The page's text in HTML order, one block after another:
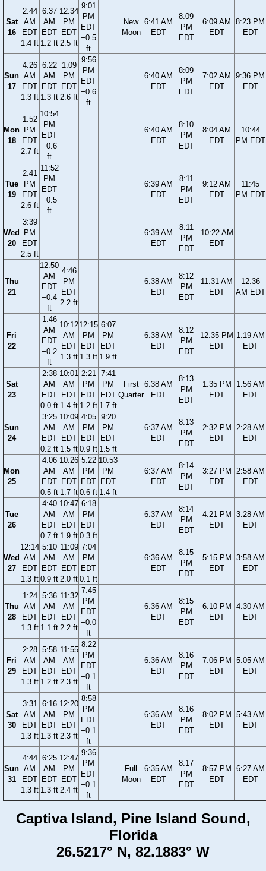
Sat
16
2:44
AM
EDT
1.4 ft
6:37
AM
EDT
1.2 ft
12:34
PM
EDT
2.5 ft
9:01
PM
EDT
−0.5
ft
New
Moon
6:41 AM
EDT
8:09
PM
EDT
6:09 AM
EDT
8:23 PM
EDT
Sun
17
4:26
AM
EDT
1.3 ft
6:22
AM
EDT
1.3 ft
1:09
PM
EDT
2.6 ft
9:56
PM
EDT
−0.6
ft
6:40 AM
EDT
8:09
PM
EDT
7:02 AM
EDT
9:36 PM
EDT
Mon
18
1:52
PM
EDT
2.7 ft
10:54
PM
EDT
−0.6
ft
6:40 AM
EDT
8:10
PM
EDT
8:04 AM
EDT
10:44
PM EDT
Tue
19
2:41
PM
EDT
2.6 ft
11:52
PM
EDT
−0.5
ft
6:39 AM
EDT
8:11
PM
EDT
9:12 AM
EDT
11:45
PM EDT
Wed
20
3:39
PM
EDT
2.5 ft
6:39 AM
EDT
8:11
PM
EDT
10:22 AM
EDT
Thu
21
12:50
AM
EDT
−0.4
ft
4:46
PM
EDT
2.2 ft
6:38 AM
EDT
8:12
PM
EDT
11:31 AM
EDT
12:36
AM EDT
Fri
22
1:46
AM
EDT
−0.2
ft
10:12
AM
EDT
1.3 ft
12:15
PM
EDT
1.3 ft
6:07
PM
EDT
1.9 ft
6:38 AM
EDT
8:12
PM
EDT
12:35 PM
EDT
1:19 AM
EDT
Sat
23
2:38
AM
EDT
0.0 ft
10:01
AM
EDT
1.4 ft
2:21
PM
EDT
1.2 ft
7:41
PM
EDT
1.7 ft
First
Quarter
6:38 AM
EDT
8:13
PM
EDT
1:35 PM
EDT
1:56 AM
EDT
Sun
24
3:25
AM
EDT
0.2 ft
10:09
AM
EDT
1.5 ft
4:05
PM
EDT
0.9 ft
9:20
PM
EDT
1.5 ft
6:37 AM
EDT
8:13
PM
EDT
2:32 PM
EDT
2:28 AM
EDT
Mon
25
4:06
AM
EDT
0.5 ft
10:26
AM
EDT
1.7 ft
5:22
PM
EDT
0.6 ft
10:53
PM
EDT
1.4 ft
6:37 AM
EDT
8:14
PM
EDT
3:27 PM
EDT
2:58 AM
EDT
Tue
26
4:40
AM
EDT
0.7 ft
10:47
AM
EDT
1.9 ft
6:18
PM
EDT
0.3 ft
6:37 AM
EDT
8:14
PM
EDT
4:21 PM
EDT
3:28 AM
EDT
Wed
27
12:14
AM
EDT
1.3 ft
5:10
AM
EDT
0.9 ft
11:09
AM
EDT
2.0 ft
7:04
PM
EDT
0.1 ft
6:36 AM
EDT
8:15
PM
EDT
5:15 PM
EDT
3:58 AM
EDT
Thu
28
1:24
AM
EDT
1.3 ft
5:36
AM
EDT
1.1 ft
11:32
AM
EDT
2.2 ft
7:45
PM
EDT
−0.0
ft
6:36 AM
EDT
8:15
PM
EDT
6:10 PM
EDT
4:30 AM
EDT
Fri
29
2:28
AM
EDT
1.3 ft
5:58
AM
EDT
1.2 ft
11:55
AM
EDT
2.3 ft
8:22
PM
EDT
−0.1
ft
6:36 AM
EDT
8:16
PM
EDT
7:06 PM
EDT
5:05 AM
EDT
Sat
30
3:31
AM
EDT
1.3 ft
6:16
AM
EDT
1.3 ft
12:20
PM
EDT
2.3 ft
8:58
PM
EDT
−0.1
ft
6:36 AM
EDT
8:16
PM
EDT
8:02 PM
EDT
5:43 AM
EDT
Sun
31
4:44
AM
EDT
1.3 ft
6:25
AM
EDT
1.3 ft
12:47
PM
EDT
2.4 ft
9:36
PM
EDT
−0.1
ft
Full
Moon
6:35 AM
EDT
8:17
PM
EDT
8:57 PM
EDT
6:27 AM
EDT
Captiva Island, Pine Island Sound,
Florida
26.5217° N, 82.1883° W